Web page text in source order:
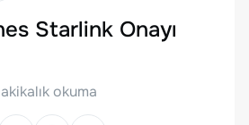
Starlink Onayı
okuma